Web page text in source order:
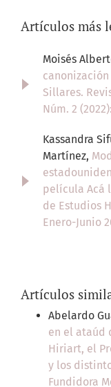
Artículos más
Moisés
Sillares.
Núm. 2
Kassandra
Martínez,
película Acá
de Estudios
Enero-Junio
Artículos
Abelardo
en el ataúd
Hiriart, el
y los
Fundidora